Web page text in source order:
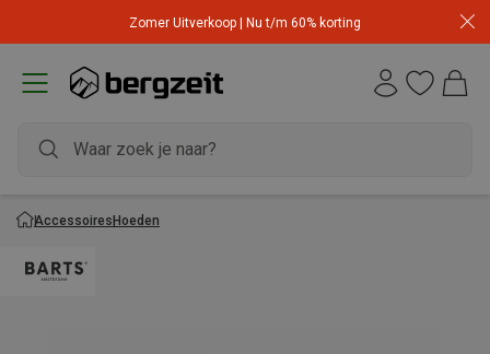
Zomer Uitverkoop | Nu t/m 60% korting
AccessoiresHoeden